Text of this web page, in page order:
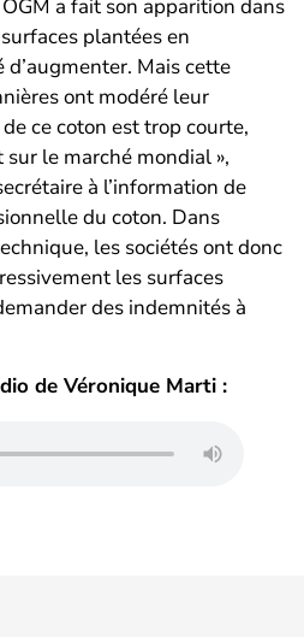
a fait son apparition dans
plantées en
d’augmenter. Mais cette
ont modéré leur
ce coton est trop courte,
sur le marché mondial »,
à l’information de
du coton. Dans
les sociétés ont donc
les surfaces
des indemnités à
de Véronique Marti :